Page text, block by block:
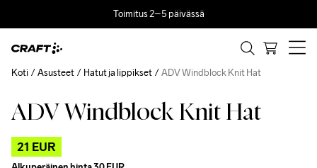
Toimitus 2–5 päivässä
ADV Windblock Knit Hat
21 EUR
Koti Asusteet Hatut ja lippikset ADV Windblock Knit Hat
Outlet